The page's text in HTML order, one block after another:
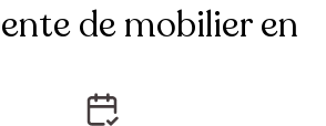
de mobilier en